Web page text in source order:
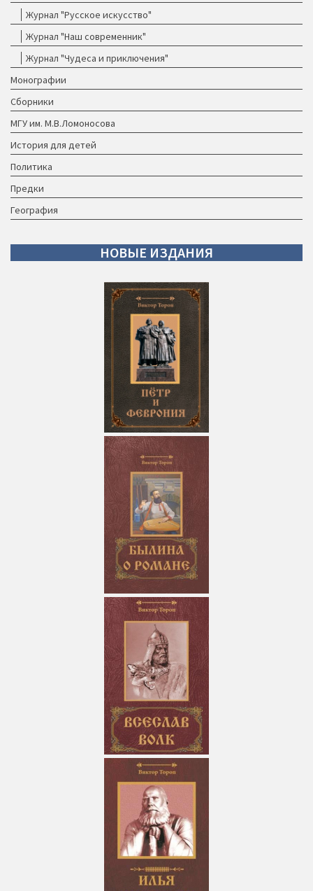
Журнал "Русское искусство"
Журнал "Наш современник"
Журнал "Чудеса и приключения"
Монографии
Сборники
МГУ им. М.В.Ломоносова
История для детей
Политика
Предки
География
НОВЫЕ ИЗДАНИЯ